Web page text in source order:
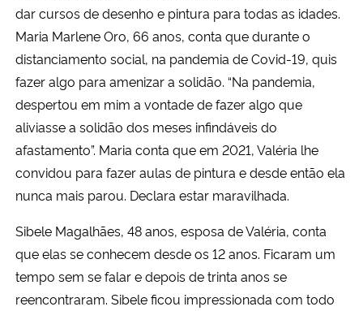
dar cursos de desenho e pintura para todas as idades.
Maria Marlene Oro, 66 anos, conta que durante o
distanciamento social, na pandemia de Covid-19, quis
fazer algo para amenizar a solidão. “Na pandemia,
despertou em mim a vontade de fazer algo que
aliviasse a solidão dos meses infindáveis do
afastamento”. Maria conta que em 2021, Valéria lhe
convidou para fazer aulas de pintura e desde então ela
nunca mais parou. Declara estar maravilhada.
Sibele Magalhães, 48 anos, esposa de Valéria, conta
que elas se conhecem desde os 12 anos. Ficaram um
tempo sem se falar e depois de trinta anos se
reencontraram. Sibele ficou impressionada com todo